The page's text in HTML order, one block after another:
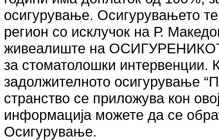
осигурување. Осигурувањето
регион со исклучок на Р.
живеалиште на
за стоматолошки интервенции.
задолжителното осигурување
странство се приложува кон
информација можете да се
Осигурување.